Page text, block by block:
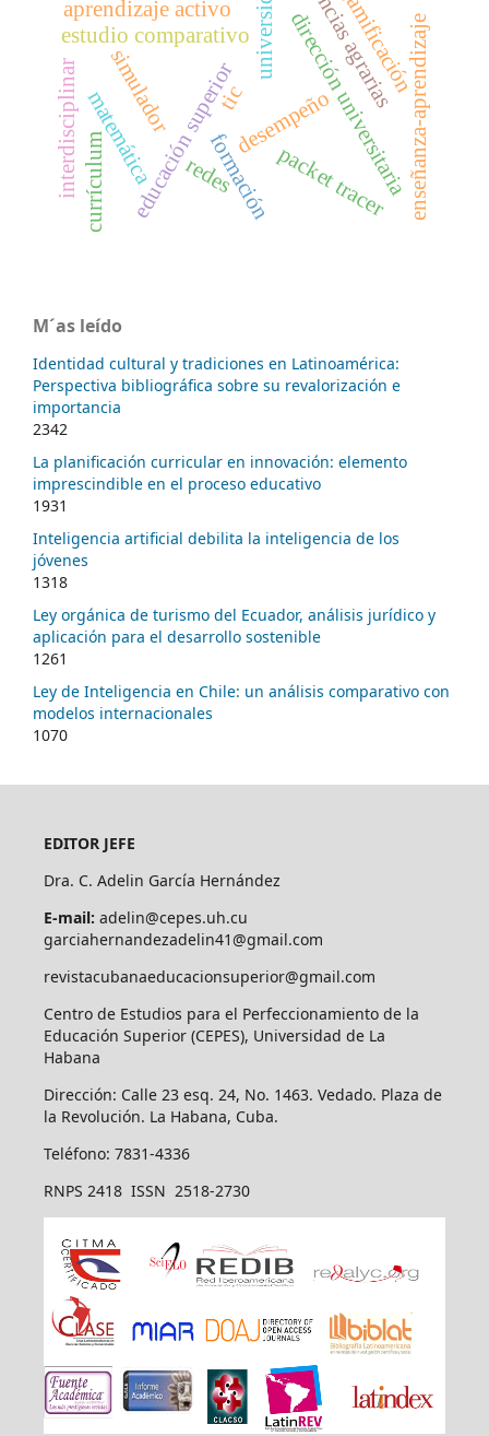
desempeño
educación superior
formación dirección universitaria
estudio comparativo
simulador
packet tracer
redes
tic ciencias agrariasenseñanza-aprendizaje
matemática
universidad
interdisciplinarcurrículum
aprendizaje activo , gamificación
M´as leído
Identidad cultural y tradiciones en Latinoamérica:
Perspectiva bibliográfica sobre su revalorización e
importancia
2342
La planificación curricular en innovación: elemento
imprescindible en el proceso educativo
1931
Inteligencia artificial debilita la inteligencia de los
jóvenes
1318
Ley orgánica de turismo del Ecuador, análisis jurídico y
aplicación para el desarrollo sostenible
1261
Ley de Inteligencia en Chile: un análisis comparativo con
modelos internacionales
1070
EDITOR JEFE
Dra. C. Adelin García Hernández
E-mail: adelin@cepes.uh.cu
garciahernandezadelin41@gmail.com
revistacubanaeducacionsuperior@gmail.com
Centro de Estudios para el Perfeccionamiento de la
Educación Superior (CEPES), Universidad de La
Habana
Dirección: Calle 23 esq. 24, No. 1463. Vedado. Plaza de
la Revolución. La Habana, Cuba.
Teléfono: 7831-4336
RNPS 2418 ISSN 2518-2730